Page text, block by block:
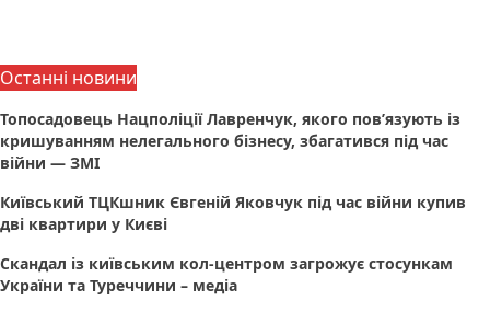
Останні новини
Топосадовець Нацполіції Лавренчук, якого пов’язують із
кришуванням нелегального бізнесу, збагатився під час
війни — ЗМІ
Київський ТЦКшник Євгеній Яковчук під час війни купив
дві квартири у Києві
Скандал із київським кол-центром загрожує стосункам
України та Туреччини – медіа